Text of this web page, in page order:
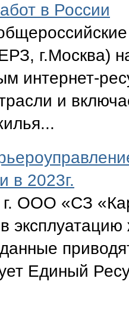
в России
г.Москва)
интернет-
и
в 2023г.
ООО «СЗ
Единый